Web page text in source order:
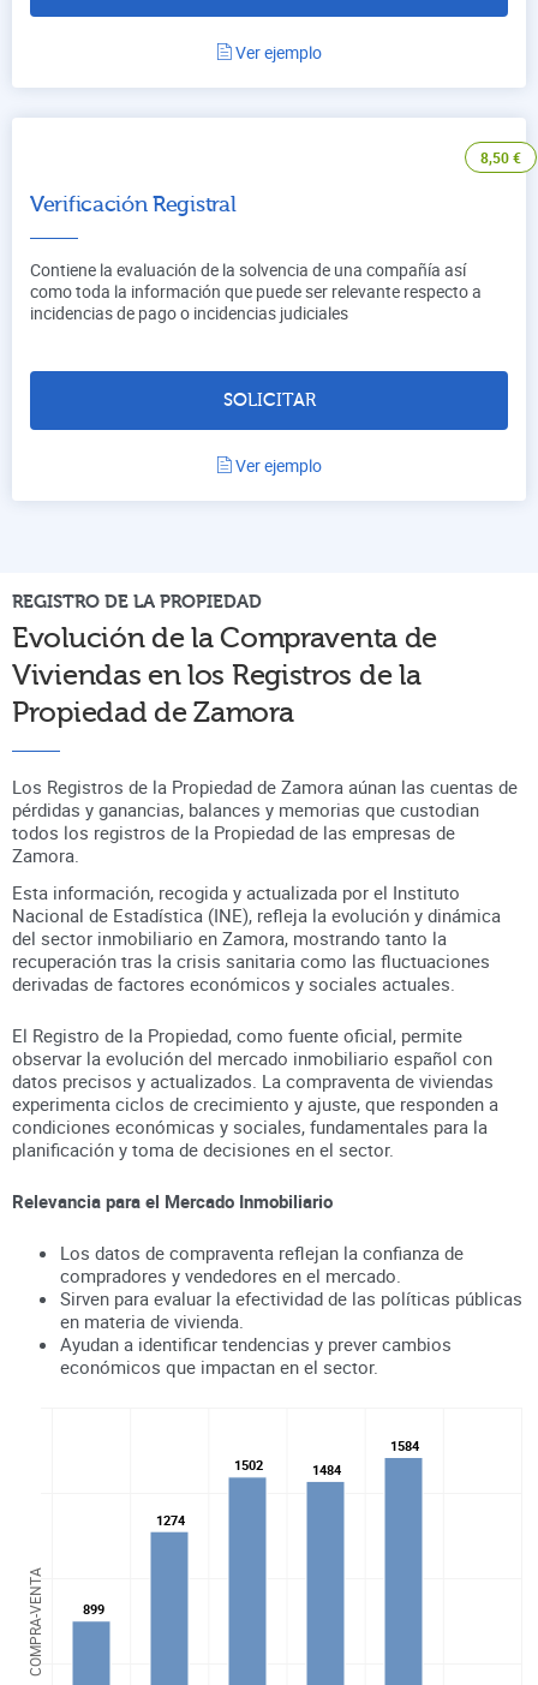
Ver ejemplo
8,50€
Verificación Registral
Contiene la evaluación de la solvencia de una compañía así
como toda la información que puede ser relevante respecto a
incidencias de pago o incidencias judiciales
SOLICITAR
Ver ejemplo
REGISTRO DE LA PROPIEDAD
Evolución de la Compraventa de
Viviendas en los Registros de la
Propiedad deZamora
Los Registros de la Propiedad de Zamora aúnan las cuentas de
pérdidas y ganancias, balances y memorias que custodian
todos los registros de la Propiedad de las empresas de
Zamora
Esta información, recogida y actualizada por el Instituto
Nacional de Estadística (INE), refleja la evolución y dinámica
del sector inmobiliario en Zamora, mostrando tanto la
recuperación tras la crisis sanitaria como las fluctuaciones
derivadas de factores económicos y sociales actuales.
El Registro de la Propiedad, como fuente oficial, permite
observar la evolución del mercado inmobiliario español con
datos precisos y actualizados. La compraventa de viviendas
experimenta ciclos de crecimiento y ajuste, que responden a
condiciones económicas y sociales, fundamentales para la
planificación y toma de decisiones en el sector.
Relevancia para el Mercado Inmobiliario
Los datos de compraventa reflejan la confianza de
compradores y vendedores en el mercado.
Sirven para evaluar la efectividad de las políticas públicas
en materia de vivienda.
Ayudan a identificar tendencias y prever cambios
económicos que impactan en el sector.
COMPRA-VENTA 899
899
1274
1274
1502
1502 1484
1484
1584
1584